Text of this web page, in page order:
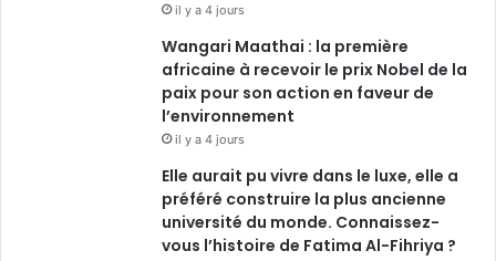
il y a 4 jours
Wangari Maathai : la première
africaine à recevoir le prix Nobel de la
paix pour son action en faveur de
l’environnement
il y a 4 jours
Elle aurait pu vivre dans le luxe, elle a
préféré construire la plus ancienne
université du monde. Connaissez-
vous l’histoire de Fatima Al-Fihriya ?